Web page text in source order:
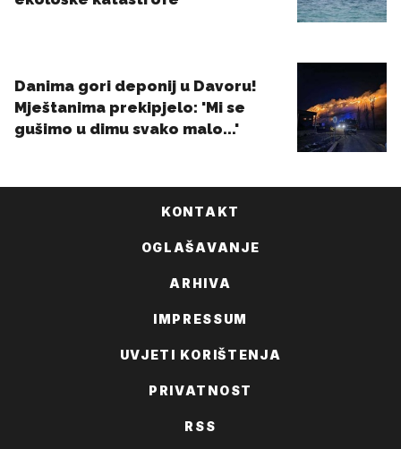
KONTAKT
OGLAŠAVANJE
ARHIVA
IMPRESSUM
UVJETI KORIŠTENJA
PRIVATNOST
RSS